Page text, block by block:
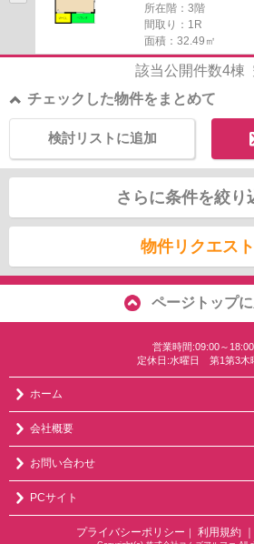
所在階：3階
間取り：1R
面積：32.49㎡
該当公開件数4棟
チェックした物件をまとめて
検討リストに追加
さらに条件を絞り
物件リクエスト
ページトップ
営業時間:09:00～18:00
定休日:水曜日 第1第3木
ホーム
会社概要
お問い合わせ
PCサイト
プライバシーポリシー ｜ 利用規約